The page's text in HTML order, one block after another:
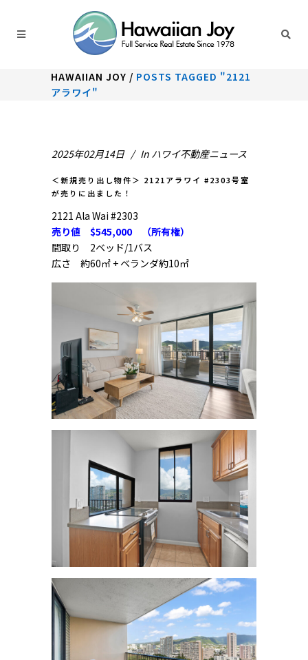
HAWAIIAN JOY / POSTS TAGGED "2121
アラワイ"
2025年02月14日 In ハワイ不動産ニュース
＜新規売り出し物件＞ 2121アラワイ #2303号室
が売りに出ました！
2121 Ala Wai #2303
売り値 $545,000 （所有権）
間取り 2ベッド/1バス
広さ 約60㎡ + ベランダ約10㎡